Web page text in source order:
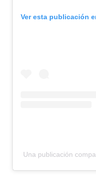
Ver esta publicación
Una publicación